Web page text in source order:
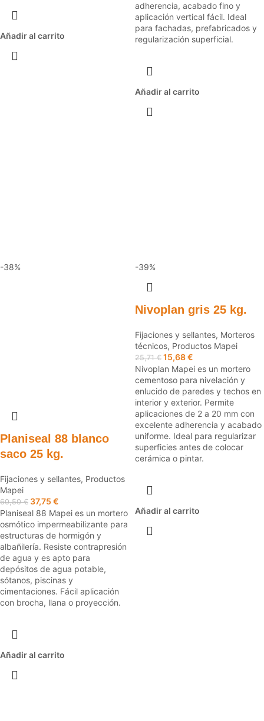
Añadir al carrito
adherencia, acabado fino y
aplicación vertical fácil. Ideal
para fachadas, prefabricados y
regularización superficial.
Añadir al carrito
-38%
Planiseal 88 blanco
saco 25 kg.
Fijaciones y sellantes, Productos
Mapei
60,50€ 37,75 €
Planiseal 88 Mapei es un mortero
osmótico impermeabilizante para
estructuras de hormigón y
albañilería. Resiste contrapresión
de agua y es apto para
depósitos de agua potable,
sótanos, piscinas y
cimentaciones. Fácil aplicación
con brocha, llana o proyección.
Añadir al carrito
-39%
Nivoplan gris 25 kg.
Fijaciones y sellantes, Morteros
técnicos, Productos Mapei
25,71€ 15,68€
Nivoplan Mapei es un mortero
cementoso para nivelación y
enlucido de paredes y techos en
interior y exterior. Permite
aplicaciones de 2 a 20 mm con
excelente adherencia y acabado
uniforme. Ideal para regularizar
superficies antes de colocar
cerámica o pintar.
Añadir al carrito